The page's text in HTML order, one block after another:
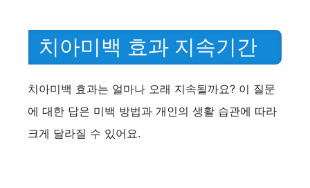
치아미백 효과 지속기간
치아미백 효과는 얼마나 오래 지속될까요? 이 질문
에 대한 답은 미백 방법과 개인의 생활 습관에 따라
크게 달라질 수 있어요.